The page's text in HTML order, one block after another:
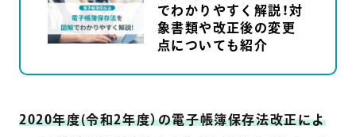
でわかりやすく解説！対
象書類や改正後の変更
点についても紹介
2020年度(令和2年度）の電子帳簿保存法改正によ